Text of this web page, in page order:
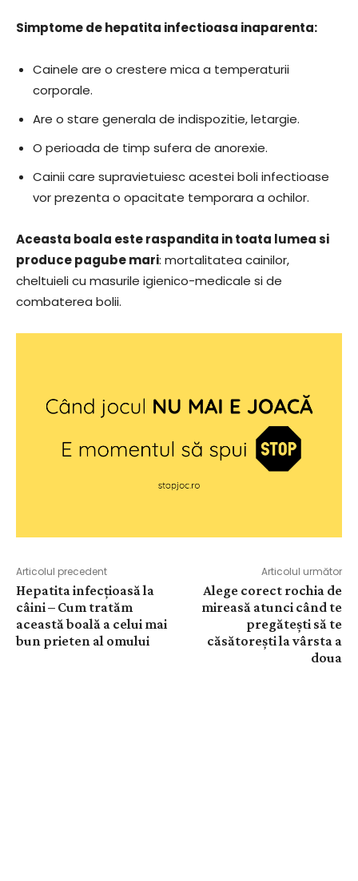
Simptome de hepatita infectioasa inaparenta:
Cainele are o crestere mica a temperaturii
corporale.
Are o stare generala de indispozitie, letargie.
O perioada de timp sufera de anorexie.
Cainii care supravietuiesc acestei boli infectioase
vor prezenta o opacitate temporara a ochilor.
Aceasta boala este raspandita in toata lumea si
produce pagube mari: mortalitatea cainilor,
cheltuieli cu masurile igienico-medicale si de
combaterea bolii.
Articolul precedent
Hepatita infecțioasă la
câini – Cum tratăm
această boală a celui mai
bun prieten al omului
Articolul următor
Alege corect rochia de
mireasă atunci când te
pregătești să te
căsătorești la vârsta a
doua